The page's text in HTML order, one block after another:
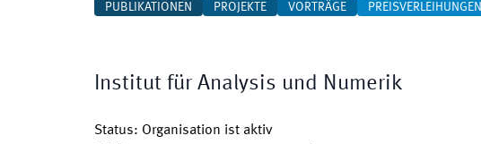
PUBLIKATIONEN PROJEKTE VORTRÄGE PREISVERLEIHUNGEN
Institut für Analysis und Numerik
Status: Organisation ist aktiv